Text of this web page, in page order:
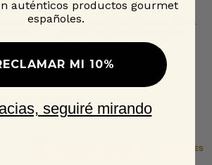
de
Aceite de Oliva Virgen Extra
Lata, Jacoliva
2 OPCIONES
auténticos productos gourmet
españoles.
MI 10%
seguiré mirando